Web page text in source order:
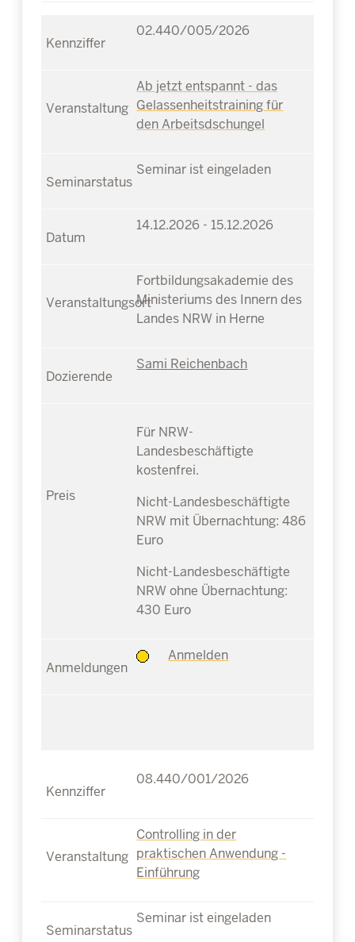
02.440/005/2026
Ab jetzt entspannt - das
Gelassenheitstraining für
den Arbeitsdschungel
Seminar ist eingeladen
14.12.2026 - 15.12.2026
Fortbildungsakademie des
Ministeriums des Innern des
Landes NRW in Herne
Sami Reichenbach
Für NRW-
Landesbeschäftigte
kostenfrei.
Nicht-Landesbeschäftigte
NRW mit Übernachtung: 486
Euro
Nicht-Landesbeschäftigte
NRW ohne Übernachtung:
430 Euro
Anmelden
08.440/001/2026
Controlling in der
praktischen Anwendung -
Einführung
Seminar ist eingeladen